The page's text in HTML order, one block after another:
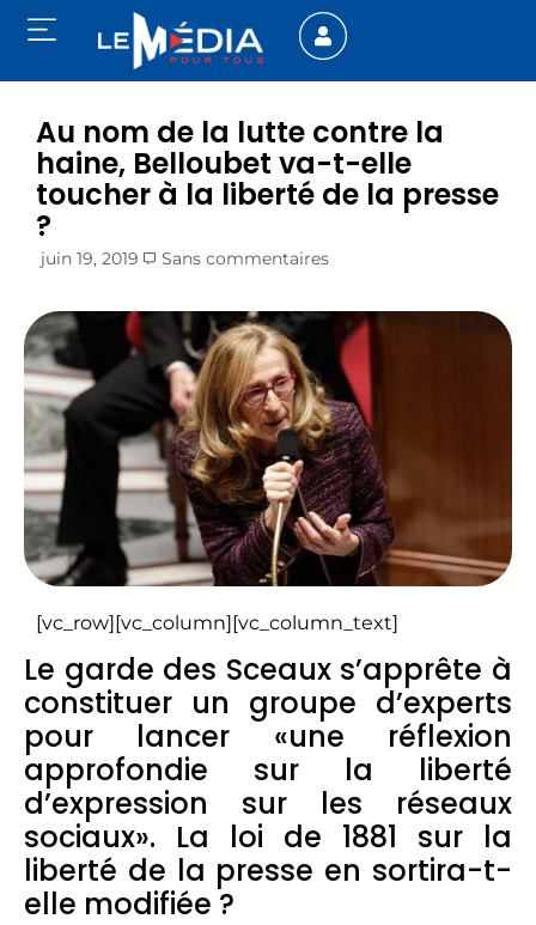
Au nom de la lutte contre la
haine, Belloubet va-t-elle
toucher à la liberté de la presse
?
juin 19, 2019 Sans commentaires
[vc_row][vc_column][vc_column_text]
Le garde des Sceaux s’apprête à
constituer un groupe d’experts
pour lancer «une réflexion
approfondie sur la liberté
d’expression sur les réseaux
sociaux». La loi de 1881 sur la
liberté de la presse en sortira-t-
elle modifiée ?